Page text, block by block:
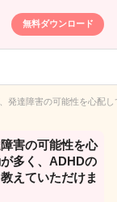
無料ダウンロード
発達障害の可能性を心配
害の可能性を心
多く、ADHDの
えていただけま